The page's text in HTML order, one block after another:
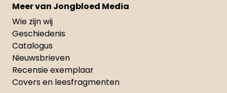
Meer van Jongbloed Media
Wie zijn wij
Geschiedenis
Catalogus
Nieuwsbrieven
Recensie exemplaar
Covers en leesfragmenten